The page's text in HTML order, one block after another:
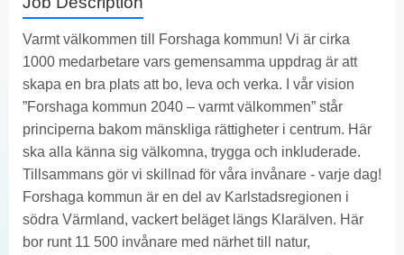
Varmt välkommen till Forshaga kommun! Vi är cirka
1000 medarbetare vars gemensamma uppdrag är att
skapa en bra plats att bo, leva och verka. I vår vision
”Forshaga kommun 2040 – varmt välkommen” står
principerna bakom mänskliga rättigheter i centrum. Här
ska alla känna sig välkomna, trygga och inkluderade.
Tillsammans gör vi skillnad för våra invånare - varje dag!
Forshaga kommun är en del av Karlstadsregionen i
södra Värmland, vackert beläget längs Klarälven. Här
bor runt 11 500 invånare med närhet till natur,